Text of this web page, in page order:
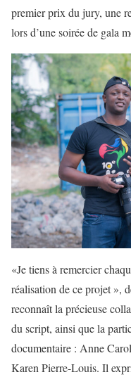
premier prix du jury, une
lors d’une soirée de gala
«Je tiens à remercier
réalisation de ce projet »,
reconnaît la précieuse
du script, ainsi que la
documentaire : Anne
Karen Pierre-Louis. Il